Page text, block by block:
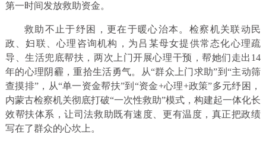
第一时间发放救助资金。
救助不止于纾困，更在于暖心治本。检察机关联动民
政、妇联、心理咨询机构，为吕某母女提供常态化心理疏
导、生活兜底帮扶，两次上门开展心理干预，帮她们走出14
年的心理阴霾，重拾生活勇气。从“群众上门求助”到“主动筛
查摸排”，从“单一资金帮扶”到“资金+心理+政策”多元纾困，
内蒙古检察机关彻底打破“一次性救助”模式，构建起一体化长
效帮扶体系，让司法救助既有速度、更有温度，真正把政绩
写在了群众的心坎上。